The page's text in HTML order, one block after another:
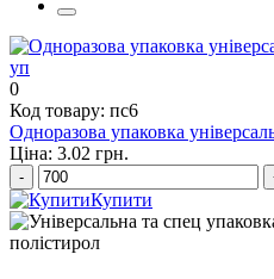
пакети оптом ціна
0
Код товару: пс6
Одноразова упаковка
Ціна: 3.02 грн.
-
Купити